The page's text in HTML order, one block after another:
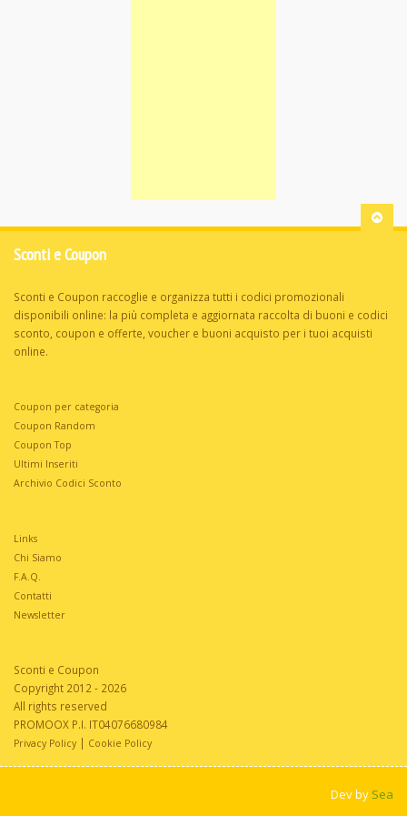
Sconti e Coupon
Sconti e Coupon raccoglie e organizza tutti i codici promozionali
disponibili online: la più completa e aggiornata raccolta di buoni e codici
sconto, coupon e offerte, voucher e buoni acquisto per i tuoi acquisti
online.
Coupon per categoria
Coupon Random
Coupon Top
Ultimi Inseriti
Archivio Codici Sconto
Links
Chi Siamo
F.A.Q.
Contatti
Newsletter
Sconti e Coupon
Copyright 2012 - 2026
All rights reserved
PROMOOX P.I. IT04076680984
Privacy Policy | Cookie Policy
Dev by Sea